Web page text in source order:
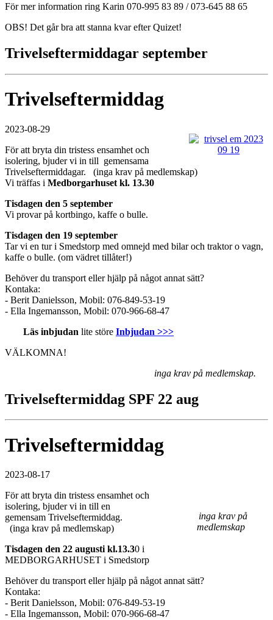
För mer information ring Karin 070-995 83 89 / 073-645 88 65
OBS! Det går bra att stanna kvar efter Quizet!
Trivelseftermiddagar september
Trivelseftermiddag
2023-08-29
För att bryta din tristess ensamhet och
isolering, bjuder vi in till gemensama
Trivelseftermiddagar. (inga krav på medlemskap)
Vi träffas i Medborgarhuset kl. 13.30
Tisdagen den 5 september
Vi provar på kortbingo, kaffe o bulle.
Tisdagen den 19 september
Tar vi en tur i Smedstorp med omnejd med bilar och traktor o vagn,
kaffe o bulle. (om vädret tillåter!)
Behöver du transport eller hjälp på något annat sätt?
Kontaka:
- Berit Danielsson, Mobil: 076-849-53-19
- Ella Ingemansson, Mobil: 070-966-68-47
Läs inbjudan lite störe Inbjudan >>>
VÄLKOMNA!
inga krav på medlemskap.
Trivelseftermiddag SPF 22 aug
Trivelseftermiddag
2023-08-17
inga krav på
medlemskap
För att bryta din tristess ensamhet och
isolering, bjuder vi in till en
gemensam Trivelseftermiddag.
(inga krav på medlemskap)
Tisdagen den 22 augusti kl.13.30 i
MEDBORGARHUSET i Smedstorp
Behöver du transport eller hjälp på något annat sätt?
Kontaka:
- Berit Danielsson, Mobil: 076-849-53-19
- Ella Ingemansson, Mobil: 070-966-68-47